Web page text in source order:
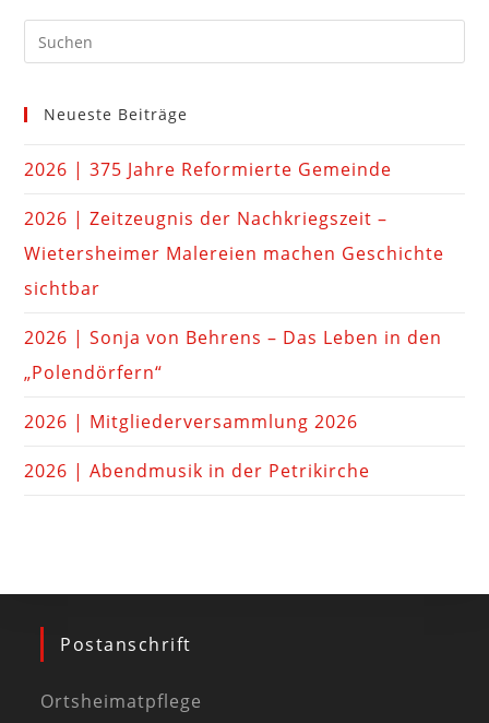
Neueste Beiträge
2026 | 375 Jahre Reformierte Gemeinde
2026 | Zeitzeugnis der Nachkriegszeit –
Wietersheimer Malereien machen Geschichte
sichtbar
2026 | Sonja von Behrens – Das Leben in den
„Polendörfern“
2026 | Mitgliederversammlung 2026
2026 | Abendmusik in der Petrikirche
Postanschrift
Ortsheimatpflege